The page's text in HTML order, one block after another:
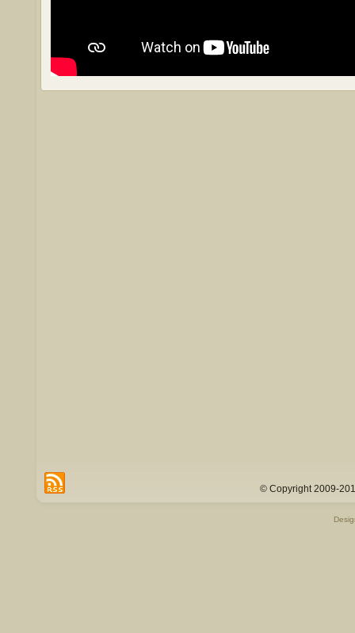
© Copyright 2009-